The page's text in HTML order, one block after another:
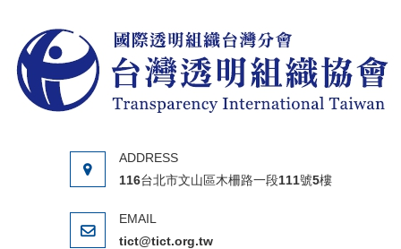
116台北市文山區木柵路一段111號5樓
tict@tict.org.tw